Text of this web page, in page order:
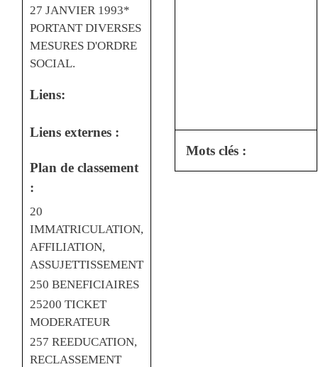
27 JANVIER 1993*
PORTANT DIVERSES
MESURES D'ORDRE
SOCIAL.
Liens:
Liens externes :
Plan de classement
:
20
IMMATRICULATION,
AFFILIATION,
ASSUJETTISSEMENT
250 BENEFICIAIRES
25200 TICKET
MODERATEUR
257 REEDUCATION,
RECLASSEMENT
Mots clés :